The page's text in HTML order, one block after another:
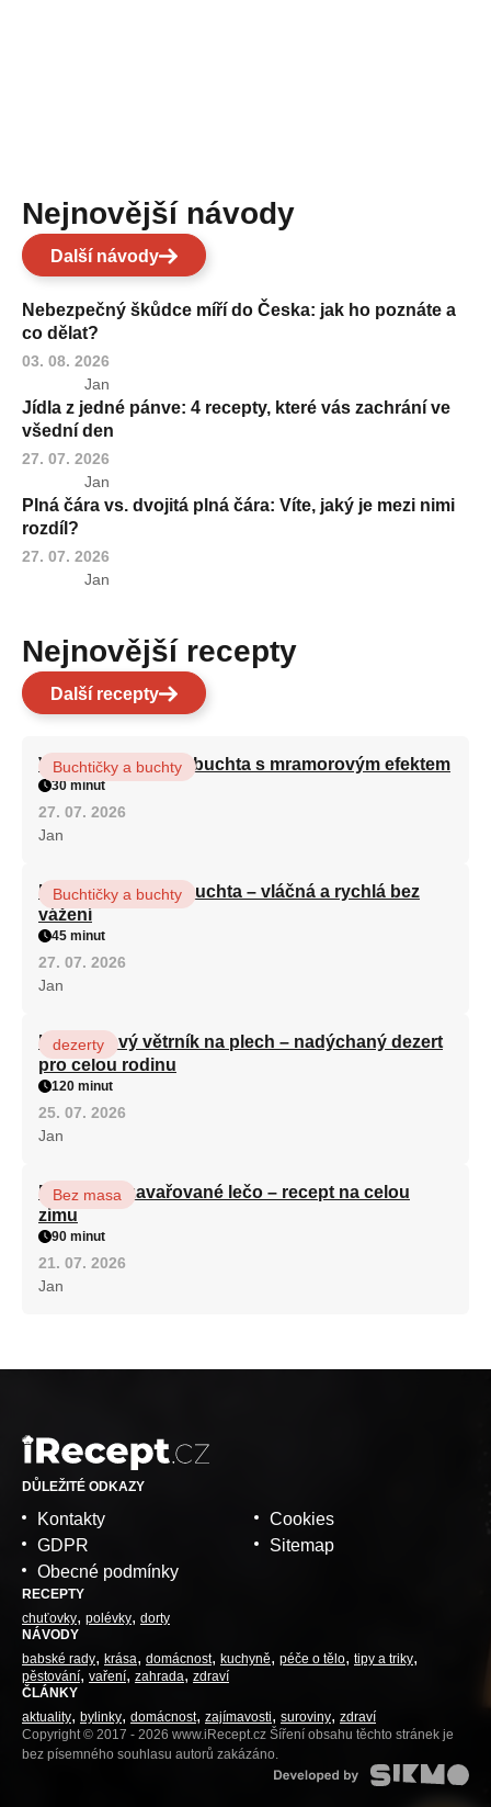
Nejnovější návody
Další návody
Nebezpečný škůdce míří do Česka: jak ho poznáte a
co dělat?
03. 08. 2026
Jan
Jídla z jedné pánve: 4 recepty, které vás zachrání ve
všední den
27. 07. 2026
Jan
Plná čára vs. dvojitá plná čára: Víte, jaký je mezi nimi
rozdíl?
27. 07. 2026
Jan
Nejnovější recepty
Další recepty
Vláčná olejová litá buchta s mramorovým efektem
Buchtičky a buchty
30 minut
27. 07. 2026
Jan
Hrnková maková buchta – vláčná a rychlá bez
vážení
Buchtičky a buchty
45 minut
27. 07. 2026
Jan
Karamelový větrník na plech – nadýchaný dezert
pro celou rodinu
dezerty
120 minut
25. 07. 2026
Jan
Babiččino zavařované lečo – recept na celou
zimu
Bez masa
90 minut
21. 07. 2026
Jan
DŮLEŽITÉ ODKAZY
Kontakty
GDPR
Obecné podmínky
Cookies
Sitemap
RECEPTY
chuťovky polévky dorty
NÁVODY
babské rady
krása domácnost kuchyně péče o tělo tipy a triky
pěstování vaření zahrada zdraví
ČLÁNKY
aktuality
bylinky domácnost zajímavosti suroviny zdraví
Copyright © 2017 - 2026 www.iRecept.cz Šíření obsahu těchto stránek je
bez písemného souhlasu autorů zakázáno.